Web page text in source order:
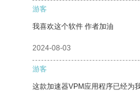
游客
我喜欢这个软件 作者加油
2024-08-03
游客
这款加速器VPM应用程序已经为